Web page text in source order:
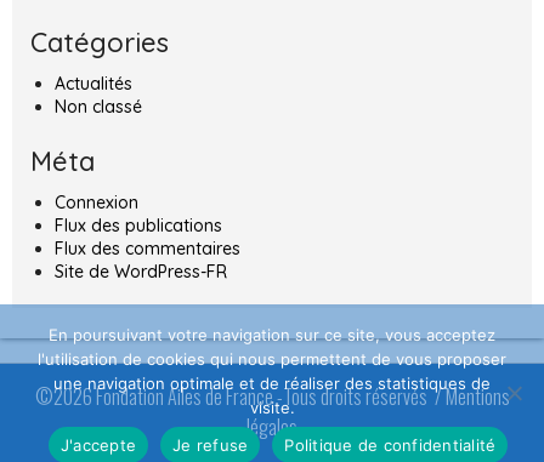
Catégories
Actualités
Non classé
Méta
Connexion
Flux des publications
Flux des commentaires
Site de WordPress-FR
©2026 Fondation Ailes de France -Tous droits réservés /Mentions
légales
En poursuivant votre navigation sur ce site, vous acceptez
l'utilisation de cookies qui nous permettent de vous proposer
une navigation optimale et de réaliser des statistiques de
visite.
J'accepte
Je refuse Politique de confidentialité